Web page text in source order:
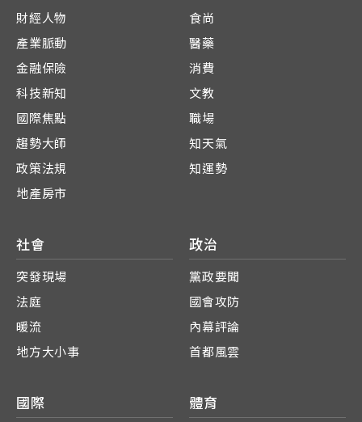
財經人物
產業脈動
金融保險
科技新知
國際焦點
趨勢大師
政策法規
地產房市
食尚
醫藥
消費
文教
職場
知天氣
知運勢
社會
突發現場
法庭
暖流
地方大小事
政治
黨政要聞
國會攻防
內幕評論
首都風雲
國際 體育